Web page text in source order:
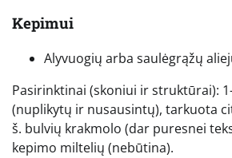
Kepimui
Alyvuogių arba saulėgrąžų
Pasirinktinai (skoniui ir struktūrai):
(nuplikytų ir nusausintų), tarkuota
š. bulvių krakmolo (dar puresnei
kepimo miltelių (nebūtina).